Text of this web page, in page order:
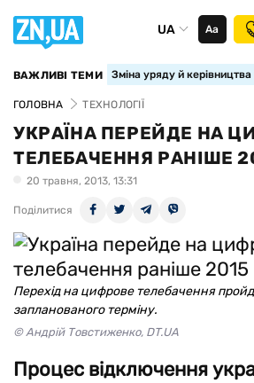
UA Аа
ВАЖЛИВІ ТЕМИ Зміна уряду й
ГОЛОВНА ТЕХНОЛОГІЇ
УКРАЇНА ПЕРЕЙДЕ НА
ТЕЛЕБАЧЕННЯ РАНІШЕ
20 травня, 2013, 13:31
Поділитися
Перехід на цифрове телебачення
запланованого терміну.
© Андрій Товстиженко, DT.UA
Процес відключення